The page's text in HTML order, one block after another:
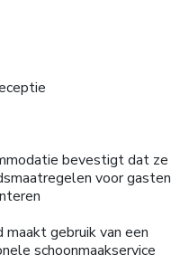
bevestigt dat ze
voor gasten
maakt gebruik van een
schoonmaakservice